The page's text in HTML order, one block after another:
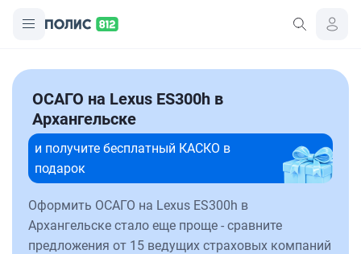
ОСАГО на Lexus ES300h в
Архангельске
и получите бесплатный КАСКО в
подарок
Оформить ОСАГО на Lexus ES300h в
Архангельске стало еще проще - сравните
предложения от 15 ведущих страховых компаний